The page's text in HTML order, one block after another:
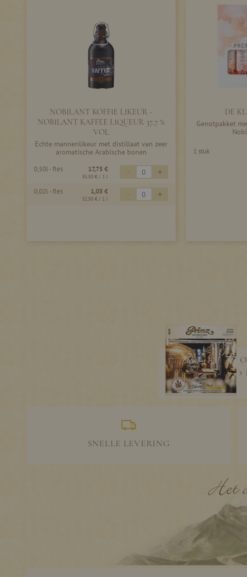
NOBILANT KOFFIE LIKEUR -
NOBILANT KAFFEE LIQUEUR 37,7 %
VOL
Echte mannenlikeur met distillaat van zeer
aromatische Arabische bonen
0,50l - fles 17,75 €
35,50 € / 1 l - +
0,02l - fles 1,05 €
52,50 € / 1 l - +
DE
Genotpakket
1 stuk
SNELLE LEVERING